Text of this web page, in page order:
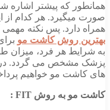
همانطور که پیشتر
صورت میگیرد. هر کدام از
همراه دارد. پس نکته
بهترین روش کاشت مو
به شرایط هر فرد، میزان
پزشک مشخص می گردد. در
های کاشت مو خواهیم
کاشت مو به روش FIT
: